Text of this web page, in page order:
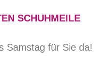
SCHUHMEILE
Samstag für Sie da!